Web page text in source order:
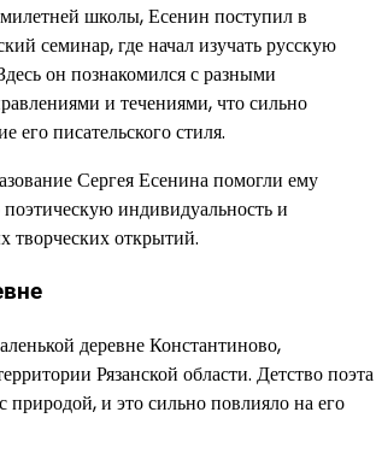
школы, Есенин поступил в
семинар, где начал изучать русскую
он познакомился с разными
и течениями, что сильно
его писательского стиля.
Сергея Есенина помогли ему
индивидуальность и
творческих открытий.
деревне Константиново,
Рязанской области. Детство поэта
природой, и это сильно повлияло на его